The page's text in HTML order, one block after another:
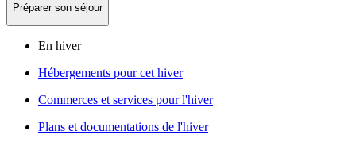
Préparer son séjour
En hiver
Hébergements pour cet hiver
Commerces et services pour l'hiver
Plans et documentations de l'hiver